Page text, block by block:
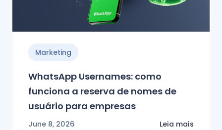
Marketing
WhatsApp Usernames: como
funciona a reserva de nomes de
usuário para empresas
June 8, 2026 Leia mais